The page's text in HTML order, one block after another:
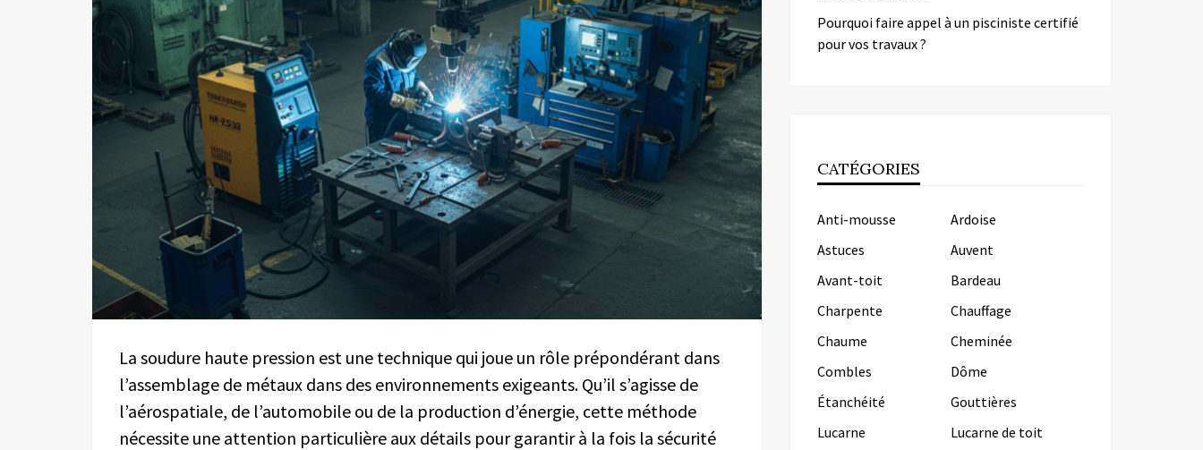
La soudure haute pression est une technique qui joue un rôle prépondérant dans
l’assemblage de métaux dans des environnements exigeants. Qu’il s’agisse de
l’aérospatiale, de l’automobile ou de la production d’énergie, cette méthode
nécessite une attention particulière aux détails pour garantir à la fois la sécurité
Pourquoi faire appel à un pisciniste certifié
pour vos travaux ?
CATÉGORIES
Anti-mousse
Ardoise
Astuces
Auvent
Avant-toit
Bardeau
Charpente
Chauffage
Chaume
Cheminée
Combles
Dôme
Étanchéité
Gouttières
Lucarne
Lucarne de toit